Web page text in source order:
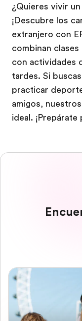
¿Quieres vivir
¡Descubre los
extranjero con
combinan clases
con actividades
tardes. Si
practicar
amigos,
ideal.